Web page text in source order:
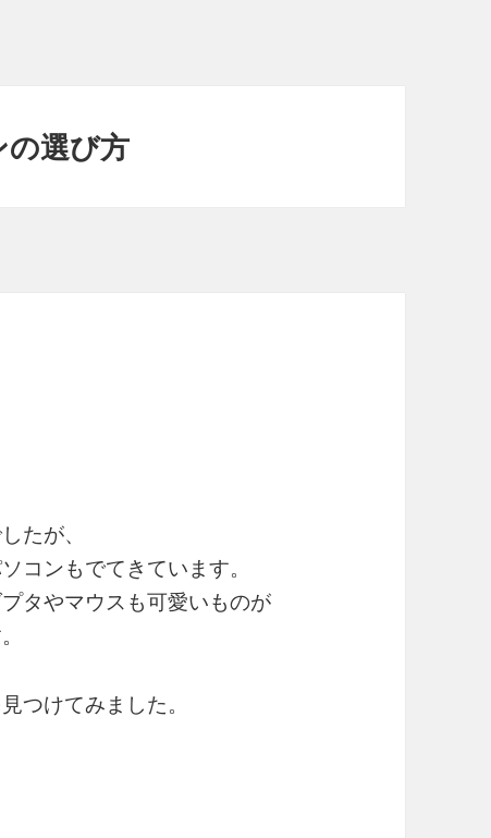
選び方
たが、
コンもでてきています。
タやマウスも可愛いものが
つけてみました。